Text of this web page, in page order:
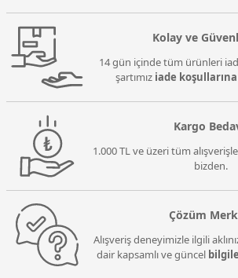
Kolay ve
14 gün içinde tüm ürünleri
şartımız iade koşullarına
Kargo
1.000 TL ve üzeri tüm
bizden.
Çözüm
Alışveriş deneyimizle ilgili
dair kapsamlı ve güncel